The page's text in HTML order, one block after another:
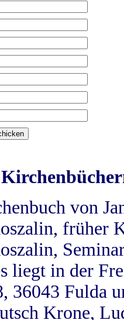
von
früher
liegt in der
36043 Fulda
Krone,